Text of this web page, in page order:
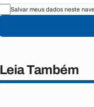
Salvar meus dados neste
Leia Também